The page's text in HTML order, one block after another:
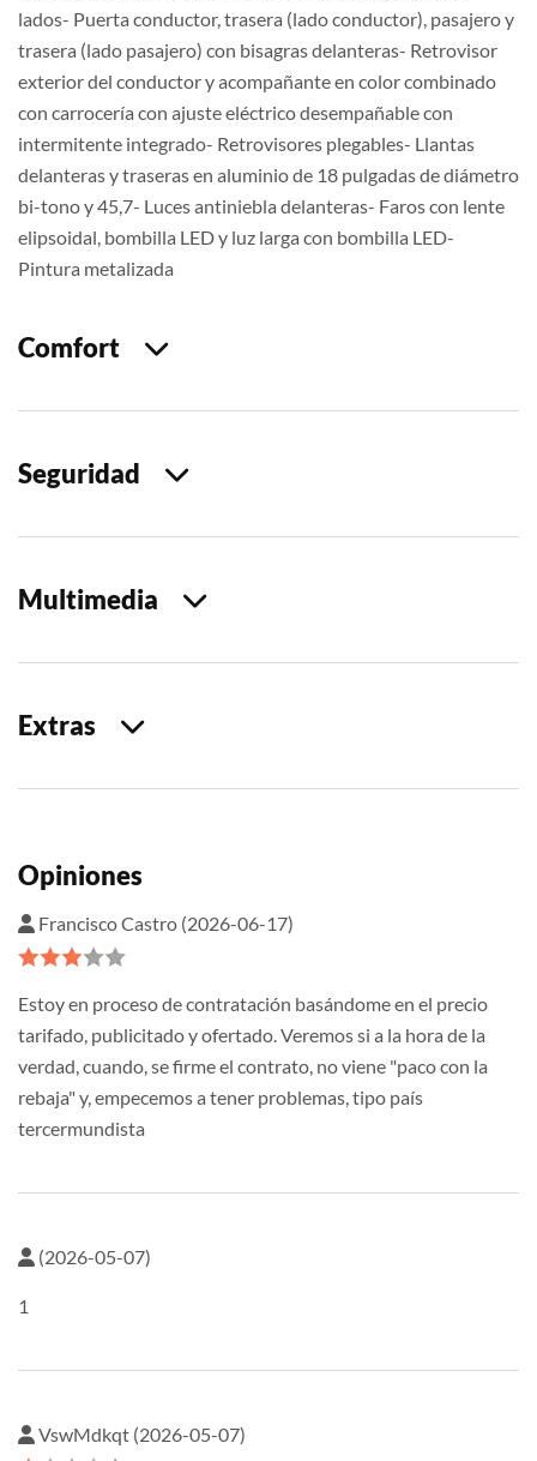
lados- Puerta conductor, trasera (lado conductor), pasajero y
trasera (lado pasajero) con bisagras delanteras- Retrovisor
exterior del conductor y acompañante en color combinado
con carrocería con ajuste eléctrico desempañable con
intermitente integrado- Retrovisores plegables- Llantas
delanteras y traseras en aluminio de 18 pulgadas de diámetro
bi-tono y 45,7- Luces antiniebla delanteras- Faros con lente
elipsoidal, bombilla LED y luz larga con bombilla LED-
Pintura metalizada
Comfort
Seguridad
Multimedia
Extras
Opiniones
Francisco Castro (2026-06-17)
Estoy en proceso de contratación basándome en el precio
tarifado, publicitado y ofertado. Veremos si a la hora de la
verdad, cuando, se firme el contrato, no viene "paco con la
rebaja" y, empecemos a tener problemas, tipo país
tercermundista
(2026-05-07)
1
VswMdkqt (2026-05-07)